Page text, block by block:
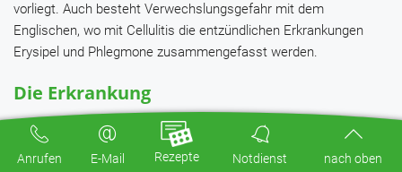
Anrufen E-Mail Rezepte Notdienst nach oben
vorliegt. Auch besteht Verwechslungsgefahr mit dem
Englischen, wo mit Cellulitis die entzündlichen Erkrankungen
Erysipel und Phlegmone zusammengefasst werden.
Die Erkrankung
Ob von einer Erkrankung gesprochen werden kann, ist
Interpretationssache. Zweifelsohne ist die Zellulite aber ein